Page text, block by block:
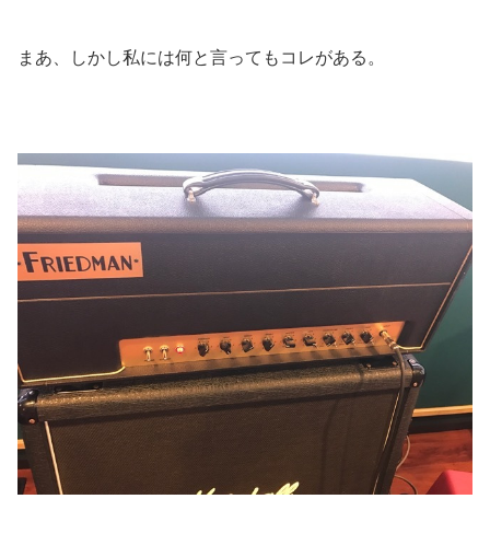
まあ、しかし私には何と言ってもコレがある。